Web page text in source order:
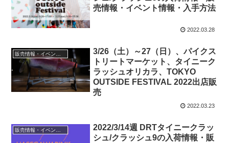
売情報・イベント情報・入手方法
2022.03.28
3/26（土）～27（日）、パイクス
トリートマーケット、タイニーク
ラッシュオリカラ、TOKYO
OUTSIDE FESTIVAL 2022出店販
売
2022.03.23
販売情報・イベント情報
2022/3/14週 DRTタイニークラッ
シュ/クラッシュ9の入荷情報・販